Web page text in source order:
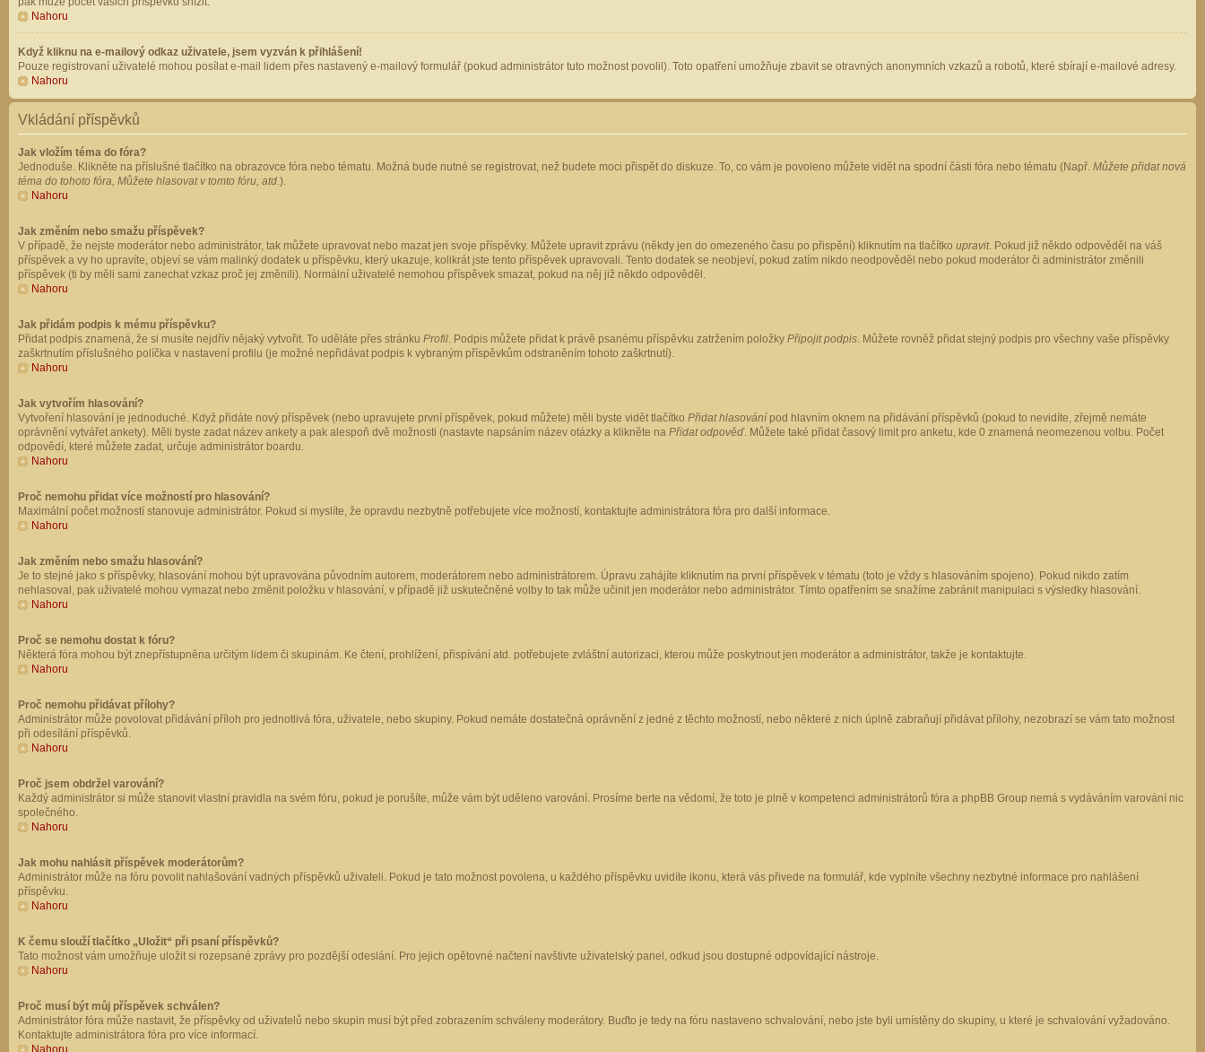
Nahoru
Když kliknu na e-mailový odkaz uživatele, jsem vyzván k přihlášení!
Pouze registrovaní uživatelé mohou posílat e-mail lidem přes nastavený e-mailový formulář (pokud administrátor tuto možnost povolil). Toto opatření umožňuje zbavit se otravných anonymních vzkazů a robotů, které sbírají e-mailové adresy.
Nahoru
Vkládání příspěvků
Jak vložím téma do fóra?
Jednoduše. Klikněte na příslušné tlačítko na obrazovce fóra nebo tématu. Možná bude nutné se registrovat, než budete moci přispět do diskuze. To, co vám je povoleno můžete vidět na spodní části fóra nebo tématu (Např. Můžete přidat nová
téma do tohoto fóra, Můžete hlasovat v tomto fóru, atd.).
Nahoru
Jak změním nebo smažu příspěvek?
V případě, že nejste moderátor nebo administrátor, tak můžete upravovat nebo mazat jen svoje příspěvky. Můžete upravit zprávu (někdy jen do omezeného času po přispění) kliknutím na tlačítko upravit. Pokud již někdo odpověděl na váš
příspěvek a vy ho upravíte, objeví se vám malinký dodatek u příspěvku, který ukazuje, kolikrát jste tento příspěvek upravovali. Tento dodatek se neobjeví, pokud zatím nikdo neodpověděl nebo pokud moderátor či administrátor změnili
příspěvek (ti by měli sami zanechat vzkaz proč jej změnili). Normální uživatelé nemohou příspěvek smazat, pokud na něj již někdo odpověděl.
Nahoru
Jak přidám podpis k mému příspěvku?
Přidat podpis znamená, že si musíte nejdřív nějaký vytvořit. To uděláte přes stránku Profil. Podpis můžete přidat k právě psanému příspěvku zatržením položky Připojit podpis. Můžete rovněž přidat stejný podpis pro všechny vaše příspěvky
zaškrtnutím příslušného políčka v nastavení profilu (je možné nepřidávat podpis k vybraným příspěvkům odstraněním tohoto zaškrtnutí).
Nahoru
Jak vytvořím hlasování?
Vytvoření hlasování je jednoduché. Když přidáte nový příspěvek (nebo upravujete první příspěvek, pokud můžete) měli byste vidět tlačítko Přidat hlasování pod hlavním oknem na přidávání příspěvků (pokud to nevidíte, zřejmě nemáte
oprávnění vytvářet ankety). Měli byste zadat název ankety a pak alespoň dvě možnosti (nastavte napsáním název otázky a klikněte na Přidat odpověď. Můžete také přidat časový limit pro anketu, kde 0 znamená neomezenou volbu. Počet
odpovědí, které můžete zadat, určuje administrátor boardu.
Nahoru
Proč nemohu přidat více možností pro hlasování?
Maximální počet možností stanovuje administrátor. Pokud si myslíte, že opravdu nezbytně potřebujete více možností, kontaktujte administrátora fóra pro další informace.
Nahoru
Jak změním nebo smažu hlasování?
Je to stejné jako s příspěvky, hlasování mohou být upravována původním autorem, moderátorem nebo administrátorem. Úpravu zahájíte kliknutím na první příspěvek v tématu (toto je vždy s hlasováním spojeno). Pokud nikdo zatím
nehlasoval, pak uživatelé mohou vymazat nebo změnit položku v hlasování, v případě již uskutečněné volby to tak může učinit jen moderátor nebo administrátor. Tímto opatřením se snažíme zabránit manipulaci s výsledky hlasování.
Nahoru
Proč se nemohu dostat k fóru?
Některá fóra mohou být znepřístupněna určitým lidem či skupinám. Ke čtení, prohlížení, přispívání atd. potřebujete zvláštní autorizaci, kterou může poskytnout jen moderátor a administrátor, takže je kontaktujte.
Nahoru
Proč nemohu přidávat přílohy?
Administrátor může povolovat přidávání příloh pro jednotlivá fóra, uživatele, nebo skupiny. Pokud nemáte dostatečná oprávnění z jedné z těchto možností, nebo některé z nich úplně zabraňují přidávat přílohy, nezobrazí se vám tato možnost
při odesílání příspěvků.
Nahoru
Proč jsem obdržel varování?
Každý administrátor si může stanovit vlastní pravidla na svém fóru, pokud je porušíte, může vám být uděleno varování. Prosíme berte na vědomí, že toto je plně v kompetenci administrátorů fóra a phpBB Group nemá s vydáváním varování nic
společného.
Nahoru
Jak mohu nahlásit příspěvek moderátorům?
Administrátor může na fóru povolit nahlašování vadných příspěvků uživateli. Pokud je tato možnost povolena, u každého příspěvku uvidíte ikonu, která vás přivede na formulář, kde vyplníte všechny nezbytné informace pro nahlášení
příspěvku.
Nahoru
K čemu slouží tlačítko „Uložit“ při psaní příspěvků?
Tato možnost vám umožňuje uložit si rozepsané zprávy pro pozdější odeslání. Pro jejich opětovné načtení navštivte uživatelský panel, odkud jsou dostupné odpovídající nástroje.
Nahoru
Proč musí být můj příspěvek schválen?
Administrátor fóra může nastavit, že příspěvky od uživatelů nebo skupin musí být před zobrazením schváleny moderátory. Buďto je tedy na fóru nastaveno schvalování, nebo jste byli umístěny do skupiny, u které je schvalování vyžadováno.
Kontaktujte administrátora fóra pro více informací.
Nahoru